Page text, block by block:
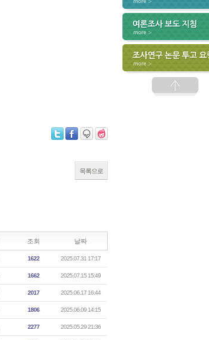
목록으로
조회 날짜
1622 2025.07.31 17:17
1662 2025.07.15 15:49
2017 2025.06.17 16:44
1806 2025.06.09 14:15
2277 2025.05.29 21:36